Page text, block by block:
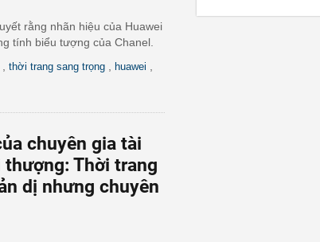
rằng nhãn hiệu của Huawei
tính biểu tượng của Chanel.
thời trang sang trọng huawei
chuyên gia tài
Thời trang
dị nhưng chuyên